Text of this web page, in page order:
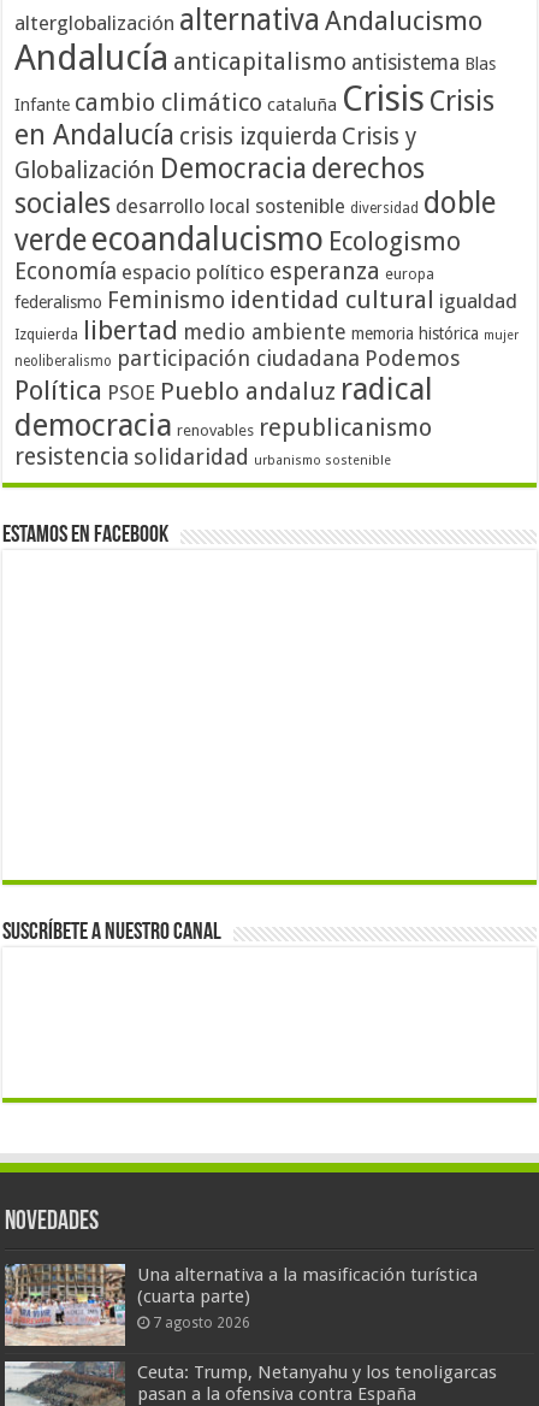
alterglobalización alternativa Andalucismo
Andalucía anticapitalismo antisistema Blas
Infante cambio climático cataluña Crisis Crisis
en Andalucía crisis izquierda Crisis y
Globalización Democracia derechos
sociales desarrollo local sostenible diversidad doble
verdeecoandalucismo Ecologismo
Economía espacio político esperanza europa
federalismo Feminismo identidad cultural igualdad
Izquierda libertad medio ambiente memoria histórica mujer
neoliberalismo participación ciudadana Podemos
Política PSOE Pueblo andaluz radical
democracia renovables republicanismo
resistencia solidaridad urbanismo sostenible
Estamos en Facebook
Suscríbete a nuestro canal
Novedades
Una alternativa a la masificación turística
(cuarta parte)
7 agosto 2026
Ceuta: Trump, Netanyahu y los tenoligarcas
pasan a la ofensiva contra España